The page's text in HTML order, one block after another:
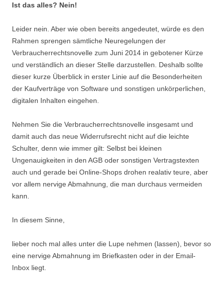
Ist das alles? Nein!
Leider nein. Aber wie oben bereits angedeutet, würde es den
Rahmen sprengen sämtliche Neuregelungen der
Verbraucherrechtsnovelle zum Juni 2014 in gebotener Kürze
und verständlich an dieser Stelle darzustellen. Deshalb sollte
dieser kurze Überblick in erster Linie auf die Besonderheiten
der Kaufverträge von Software und sonstigen unkörperlichen,
digitalen Inhalten eingehen.
Nehmen Sie die Verbraucherrechtsnovelle insgesamt und
damit auch das neue Widerrufsrecht nicht auf die leichte
Schulter, denn wie immer gilt: Selbst bei kleinen
Ungenauigkeiten in den AGB oder sonstigen Vertragstexten
auch und gerade bei Online-Shops drohen realativ teure, aber
vor allem nervige Abmahnung, die man durchaus vermeiden
kann.
In diesem Sinne,
lieber noch mal alles unter die Lupe nehmen (lassen), bevor so
eine nervige Abmahnung im Briefkasten oder in der Email-
Inbox liegt.